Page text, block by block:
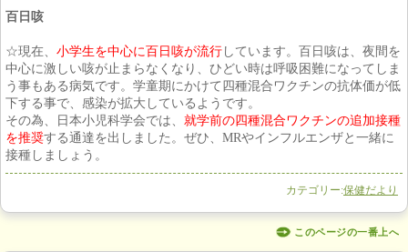
百日咳
☆現在、 小学生を中心に百日咳が流行 しています。百日咳は、夜間を
中心に激しい咳が止まらなくなり、ひどい時は呼吸困難になってしま
う事もある病気です。学童期にかけて四種混合ワクチンの抗体価が低
下する事で、感染が拡大しているようです。
その為、日本小児科学会では、 就学前の四種混合ワクチンの追加接種
を推奨する通達を出しました。ぜひ、MRやインフルエンザと一緒に
接種しましょう。
カテゴリー:保健だより
このページの一番上へ